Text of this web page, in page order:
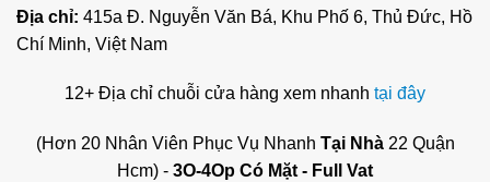
Địa chỉ: 415a Đ. Nguyễn Văn Bá, Khu Phố 6, Thủ Đức, Hồ
Chí Minh, Việt Nam
12+ Địa chỉ chuỗi cửa hàng xem nhanh tại đây
(Hơn 20 Nhân Viên Phục Vụ Nhanh Tại Nhà22 Quận
Hcm) - 3O-4Op Có Mặt - Full Vat